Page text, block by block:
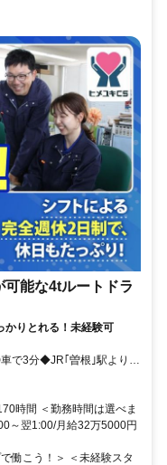
能な4tルートドラ
かりとれる！未経験可
で3分◆JR｢曽根｣駅より徒
時間 ＜勤務時間は選べま
～翌1:00/月給32万5000円
働こう！＞ ＜未経験スタ